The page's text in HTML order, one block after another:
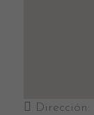
Dirección: